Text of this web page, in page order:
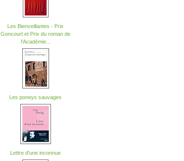
Les Bienveillantes - Prix
Goncourt et Prix du roman de
l'Académie...
Les poneys sauvages
Lettre d'une inconnue